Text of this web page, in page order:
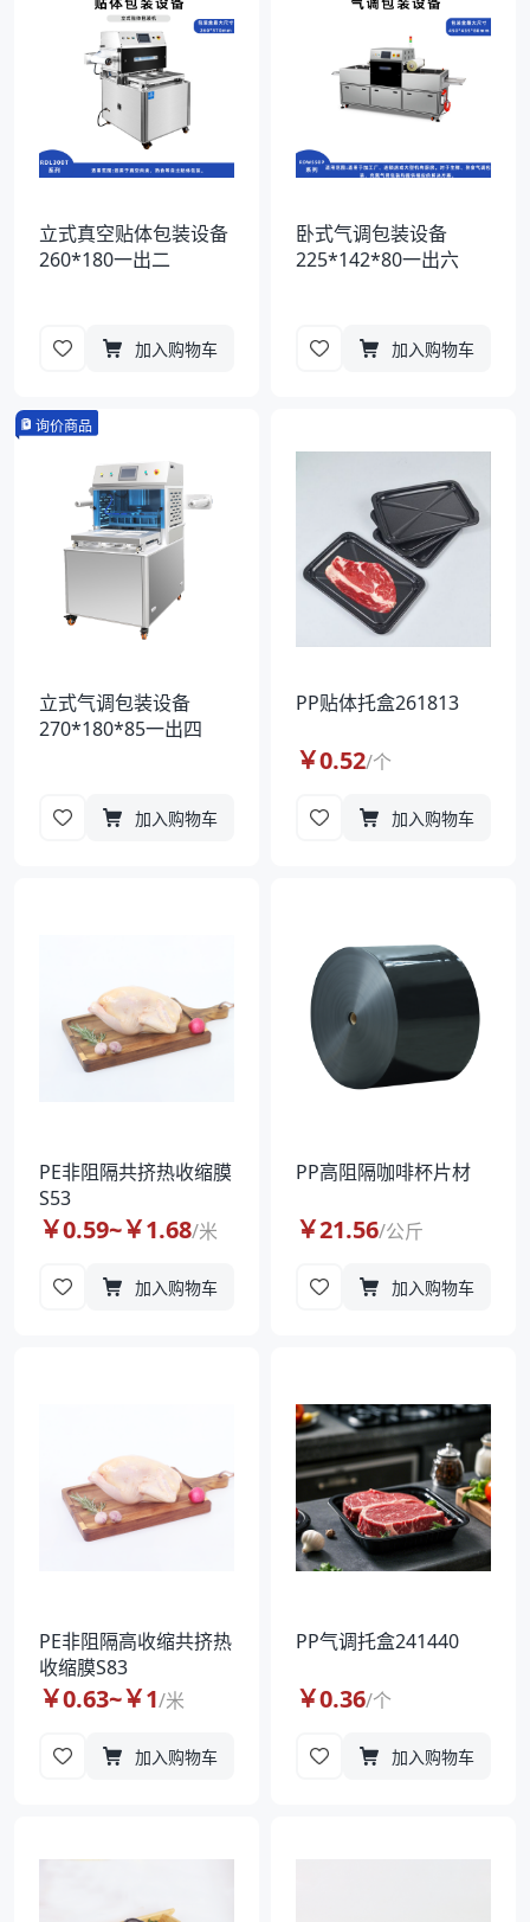
立式真空贴体包装设备
260*180一出二
加入购物车
卧式气调包装设备
225*142*80一出六
加入购物车
询价商品
立式气调包装设备
270*180*85一出四
加入购物车
PP贴体托盒261813
￥0.52/个
加入购物车
PE非阻隔共挤热收缩膜
S53
￥0.59~￥1.68/米
加入购物车
PP高阻隔咖啡杯片材
￥21.56/公斤
加入购物车
PE非阻隔高收缩共挤热
收缩膜S83
￥0.63~￥1/米
加入购物车
PP气调托盒241440
￥0.36/个
加入购物车